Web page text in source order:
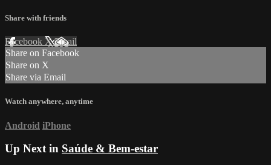
Share with friends
Facebook XEmail
Share on Facebook
Share on X
Share via Email
Watch anywhere, anytime
Android iPhone
Up Next in Saúde & Bem-estar